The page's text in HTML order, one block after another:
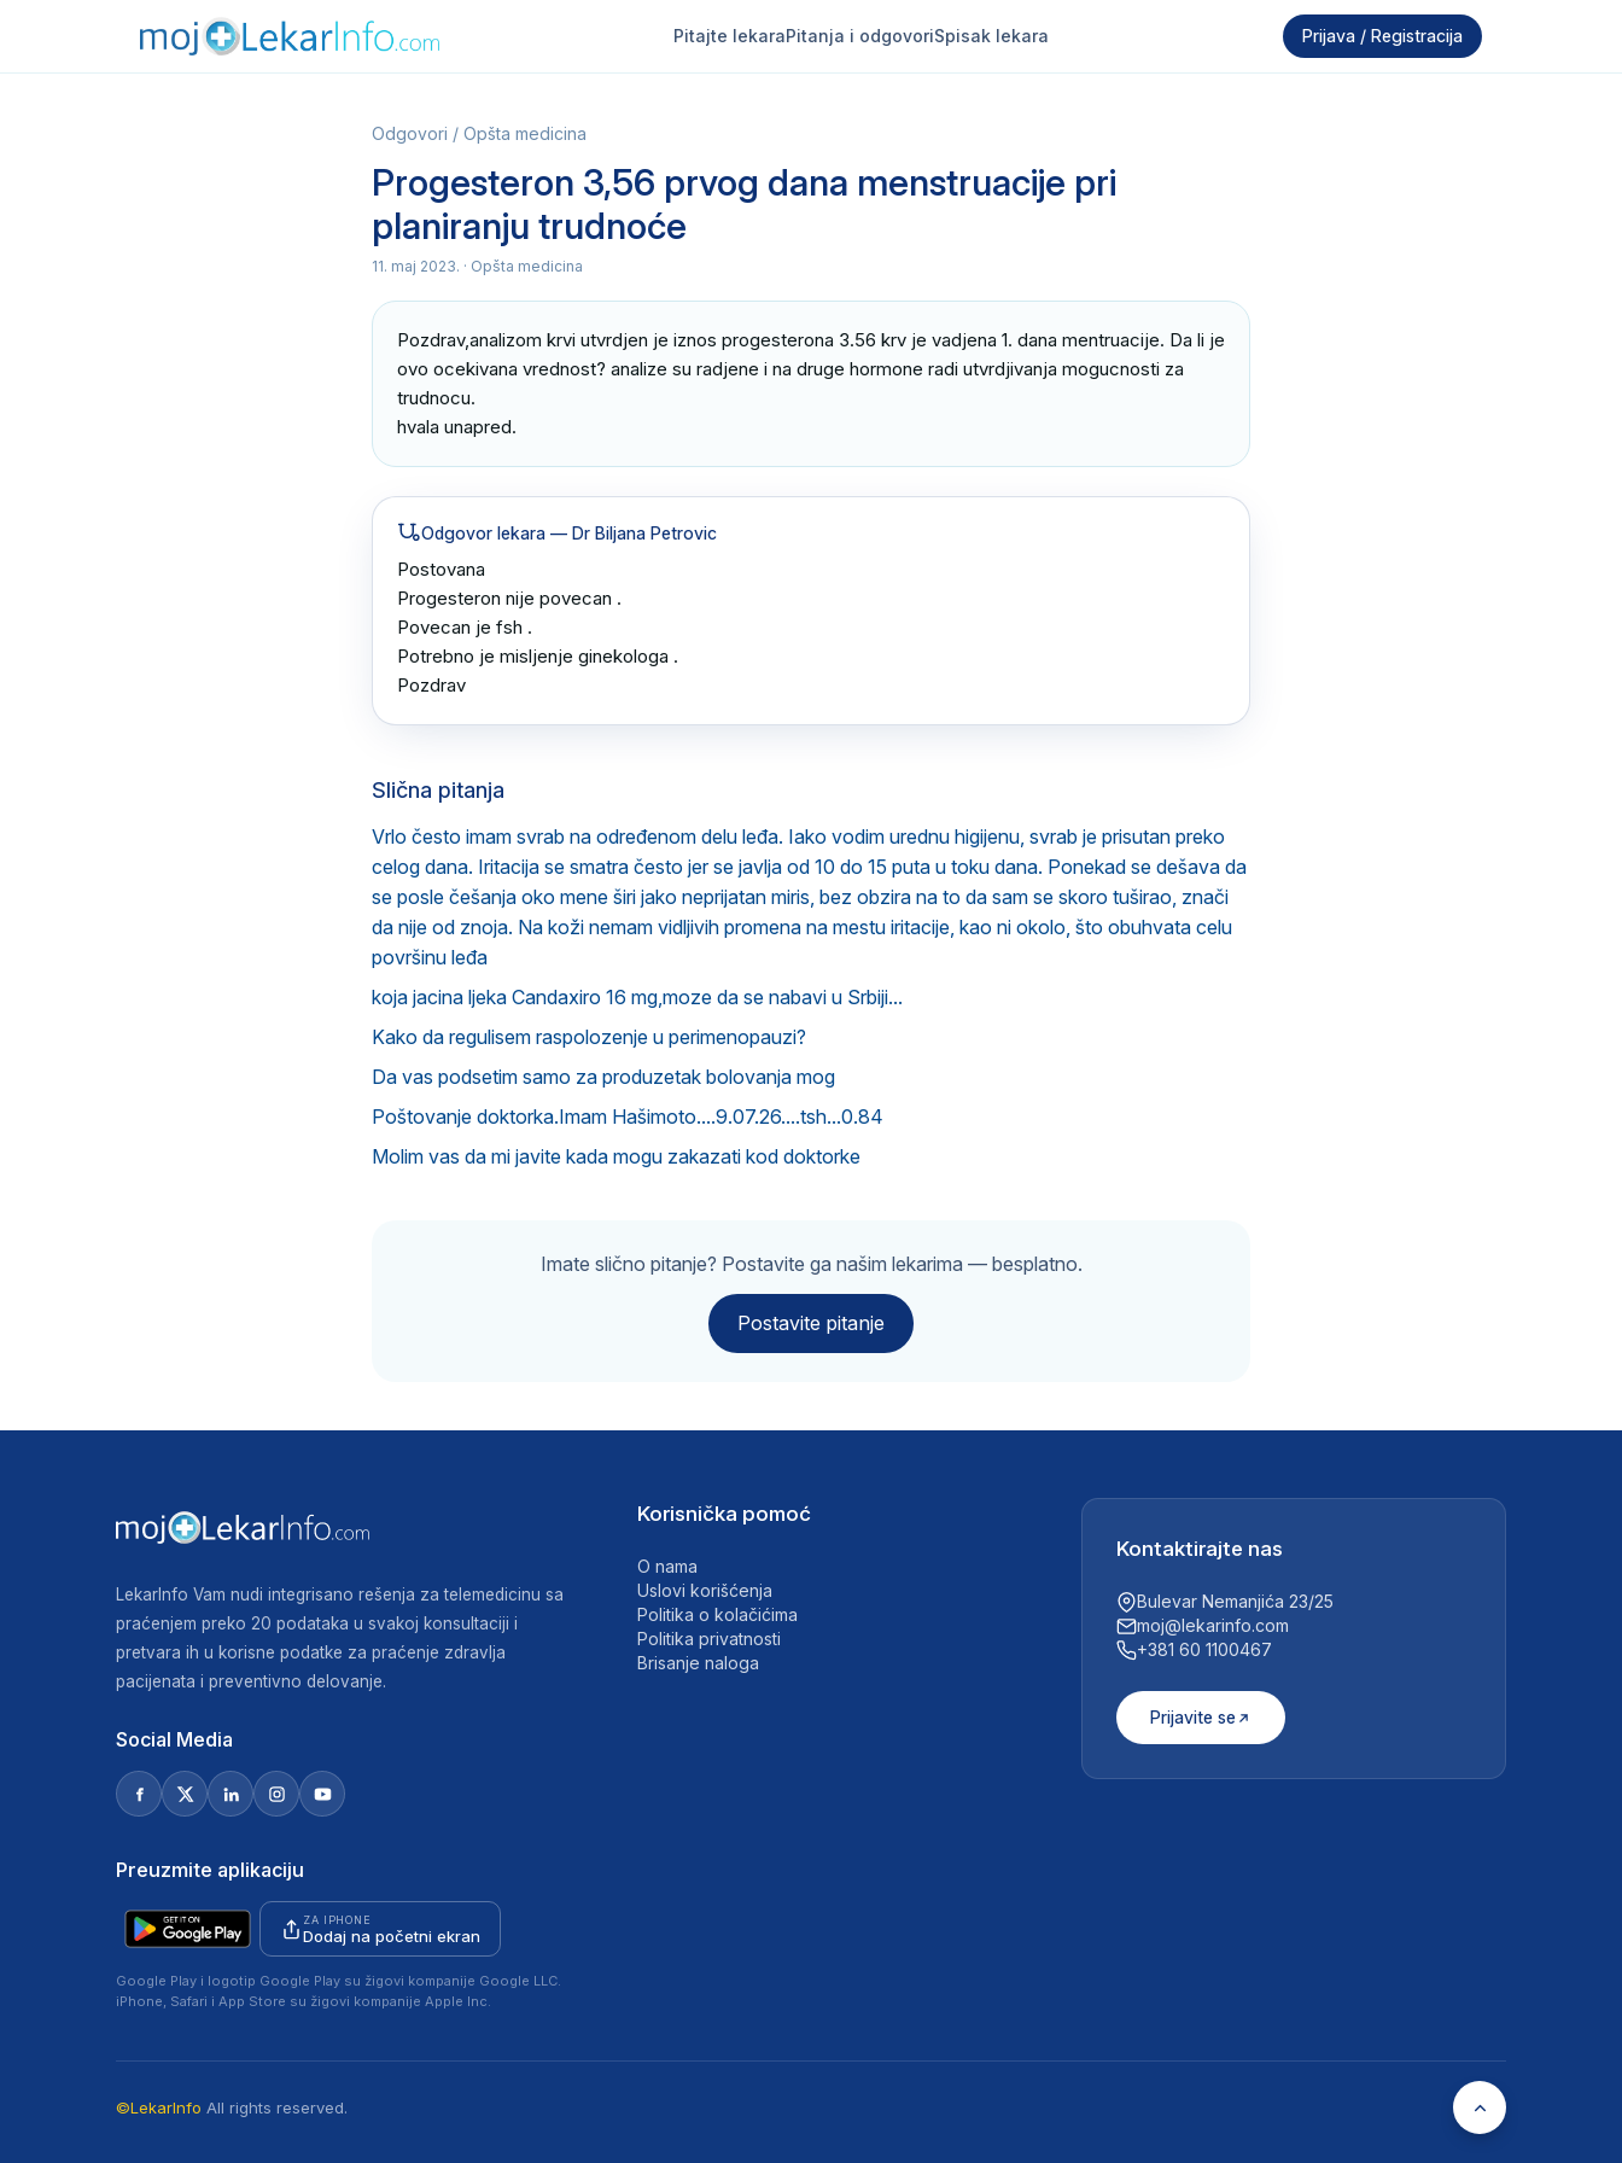
Pitajte lekaraPitanja i odgovoriSpisak lekara Prijava / Registracija
Odgovori / Opšta medicina
Progesteron 3,56 prvog dana menstruacije pri
planiranju trudnoće
11. maj 2023. · Opšta medicina
Pozdrav,analizom krvi utvrdjen je iznos progesterona 3.56 krv je vadjena 1. dana mentruacije. Da li je
ovo ocekivana vrednost? analize su radjene i na druge hormone radi utvrdjivanja mogucnosti za
trudnocu.
hvala unapred.
Odgovor lekara — Dr Biljana Petrovic
Postovana
Progesteron nije povecan .
Povecan je fsh .
Potrebno je misljenje ginekologa .
Pozdrav
Slična pitanja
Vrlo često imam svrab na određenom delu leđa. Iako vodim urednu higijenu, svrab je prisutan preko
celog dana. Iritacija se smatra često jer se javlja od 10 do 15 puta u toku dana. Ponekad se dešava da
se posle češanja oko mene širi jako neprijatan miris, bez obzira na to da sam se skoro tuširao, znači
da nije od znoja. Na koži nemam vidljivih promena na mestu iritacije, kao ni okolo, što obuhvata celu
površinu leđa
koja jacina ljeka Candaxiro 16 mg,moze da se nabavi u Srbiji...
Kako da regulisem raspolozenje u perimenopauzi?
Da vas podsetim samo za produzetak bolovanja mog
Poštovanje doktorka.Imam Hašimoto....9.07.26....tsh...0.84
Molim vas da mi javite kada mogu zakazati kod doktorke
Imate slično pitanje? Postavite ga našim lekarima — besplatno.
Postavite pitanje
LekarInfo Vam nudi integrisano rešenja za telemedicinu sa
praćenjem preko 20 podataka u svakoj konsultaciji i
pretvara ih u korisne podatke za praćenje zdravlja
pacijenata i preventivno delovanje.
Social Media
Preuzmite aplikaciju
ZA IPHONE
Dodaj na početni ekran
Google Play i logotip Google Play su žigovi kompanije Google LLC.
iPhone, Safari i App Store su žigovi kompanije Apple Inc.
Korisnička pomoć
O nama
Uslovi korišćenja
Politika o kolačićima
Politika privatnosti
Brisanje naloga
Kontaktirajte nas
Bulevar Nemanjića 23/25
moj@lekarinfo.com
+381 60 1100467
Prijavite se
©LekarInfo All rights reserved.